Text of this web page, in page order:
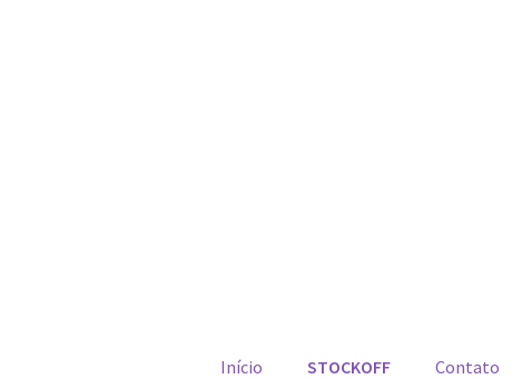
Início STOCKOFF Contato